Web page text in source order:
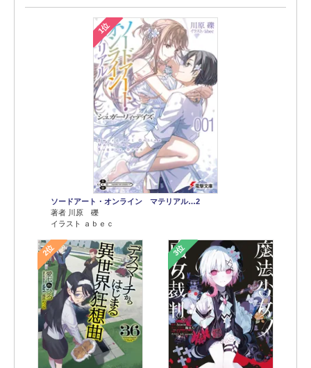
1位
ソードアート・オンライン マテリアル…2
著者 川原 礫
イラスト ａｂｅｃ
2位 3位